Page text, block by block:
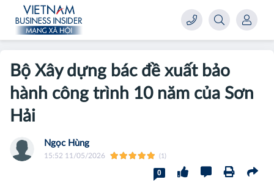
Bộ Xây dựng bác đề xuất bảo
hành công trình 10 năm của Sơn
Hải
Ngọc Hùng
15:52 11/05/2026 (1)
0